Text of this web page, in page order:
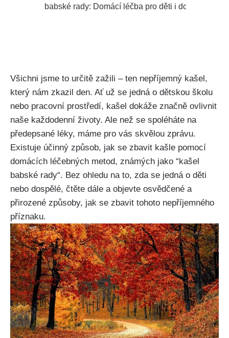
Kašel babské rady: Domácí léčba pro děti i dospělé
Všichni jsme to určitě ⁢zažili – ten nepříjemný kašel,
který nám zkazil den. Ať už se jedná o ⁢dětskou školu
nebo pracovní prostředí, kašel dokáže značně ovlivnit
naše každodenní životy. Ale než se spoléháte na
předepsané léky, máme ⁣pro vás skvělou zprávu.
Existuje účinný způsob, jak se zbavit kašle pomocí
domácích léčebných metod, známých jako ⁤“kašel
⁢babské rady“. Bez ⁢ohledu na to, zda se jedná o děti
nebo dospělé, čtěte dále a objevte osvědčené a
přirozené způsoby, ‍jak se zbavit tohoto nepříjemného
příznaku.